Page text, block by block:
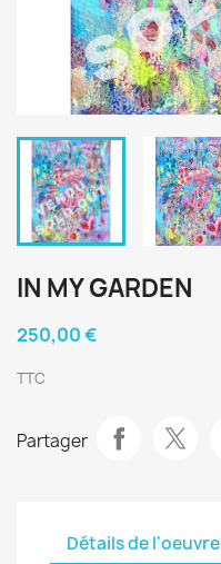
IN MY GARDEN
250,00 €
TTC
Partager
Détails de l'oeuvre